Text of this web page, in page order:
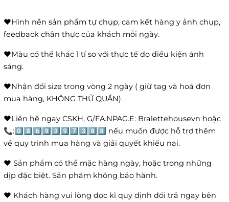
❤️Hình nền sản phẩm tự chụp, cam kết hàng y ảnh chụp,
feedback chân thực của khách mỗi ngày.
❤️Màu có thể khác 1 tí so với thực tế do điều kiện ánh
sáng.
❤️Nhận đổi size trong vòng 2 ngày ( giữ tag và hoá đơn
mua hàng, KHÔNG THỬ QUẦN).
❤️Liên hệ ngay CSKH, G/FA.NPAG.E: Bralettehousevn hoặc
📞:0️⃣8️⃣6️⃣9️⃣3️⃣9️⃣7️⃣3️⃣8️⃣8️⃣ nếu muốn được hỗ trợ thêm
về quy trình mua hàng và giải quyết khiếu nại.
❤️ Sản phẩm có thể mặc hàng ngày, hoặc trong những
dịp đặc biệt. Sản phẩm không bảo hành.
❤️ Khách hàng vui lòng đọc kĩ quy định đổi trả ngay bên